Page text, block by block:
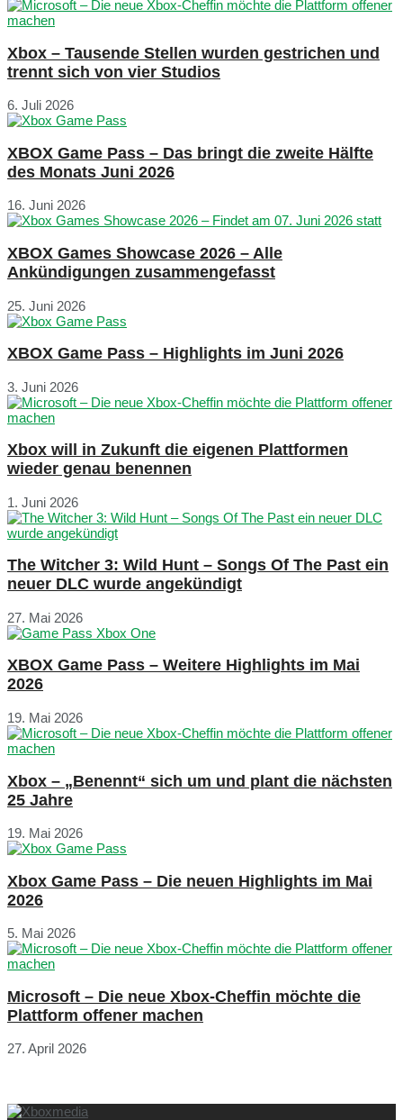
Xbox – Tausende Stellen wurden gestrichen und
trennt sich von vier Studios
6. Juli 2026
XBOX Game Pass – Das bringt die zweite Hälfte
des Monats Juni 2026
16. Juni 2026
XBOX Games Showcase 2026 – Alle
Ankündigungen zusammengefasst
25. Juni 2026
XBOX Game Pass – Highlights im Juni 2026
3. Juni 2026
Xbox will in Zukunft die eigenen Plattformen
wieder genau benennen
1. Juni 2026
The Witcher 3: Wild Hunt – Songs Of The Past ein
neuer DLC wurde angekündigt
27. Mai 2026
XBOX Game Pass – Weitere Highlights im Mai
2026
19. Mai 2026
Xbox – „Benennt“ sich um und plant die nächsten
25 Jahre
19. Mai 2026
Xbox Game Pass – Die neuen Highlights im Mai
2026
5. Mai 2026
Microsoft – Die neue Xbox-Cheffin möchte die
Plattform offener machen
27. April 2026